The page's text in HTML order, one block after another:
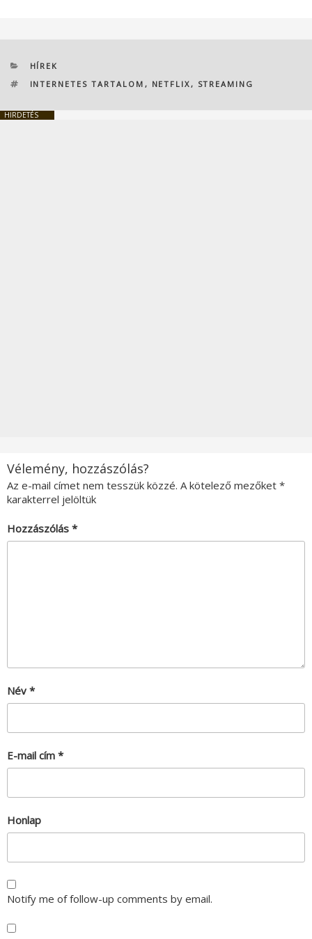
KATEGÓRIÁK
HÍREK
CÍMKÉK
INTERNETES TARTALOM , NETFLIX, STREAMING
HIRDETÉS
Vélemény, hozzászólás?
Az e-mail címet nem tesszük közzé. A kötelező mezőket *
karakterrel jelöltük
Hozzászólás *
Név *
E-mail cím *
Honlap
Notify me of follow-up comments by email.